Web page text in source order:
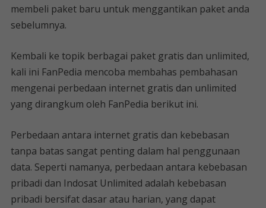
membeli paket baru untuk menggantikan paket anda
sebelumnya.
Kembali ke topik berbagai paket gratis dan unlimited,
kali ini FanPedia mencoba membahas pembahasan
mengenai perbedaan internet gratis dan unlimited
yang dirangkum oleh FanPedia berikut ini.
Perbedaan antara internet gratis dan kebebasan
tanpa batas sangat penting dalam hal penggunaan
data. Seperti namanya, perbedaan antara kebebasan
pribadi dan Indosat Unlimited adalah kebebasan
pribadi bersifat dasar atau harian, yang dapat